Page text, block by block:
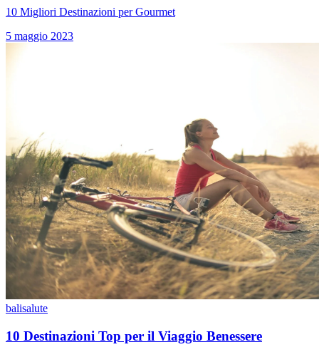
10 Migliori Destinazioni per Gourmet
5 maggio 2023
balisalute
10 Destinazioni Top per il Viaggio Benessere